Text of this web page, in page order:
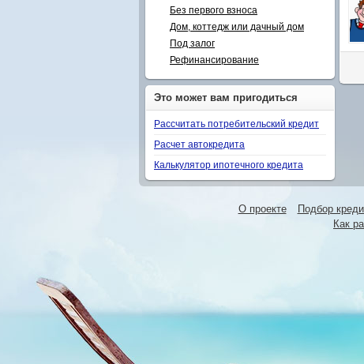
Без первого взноса
Дом, коттедж или дачный дом
Под залог
Рефинансирование
Это может вам пригодиться
Рассчитать потребительский кредит
Расчет автокредита
Калькулятор ипотечного кредита
О проекте Подбор
Как